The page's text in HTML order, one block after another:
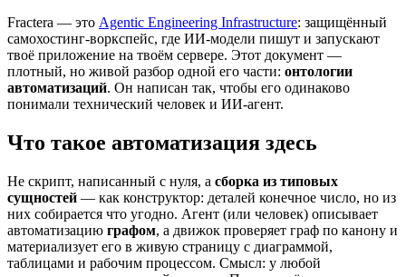
Fractera — это Agentic Engineering Infrastructure: защищённый
самохостинг-воркспейс, где ИИ-модели пишут и запускают
твоё приложение на твоём сервере. Этот документ —
плотный, но живой разбор одной его части: онтологии
автоматизаций. Он написан так, чтобы его одинаково
понимали технический человек и ИИ-агент.
Что такое автоматизация здесь
Не скрипт, написанный с нуля, а сборка из типовых
сущностей — как конструктор: деталей конечное число, но из
них собирается что угодно. Агент (или человек) описывает
автоматизацию графом, а движок проверяет граф по канону и
материализует его в живую страницу с диаграммой,
таблицами и рабочим процессом. Смысл: у любой